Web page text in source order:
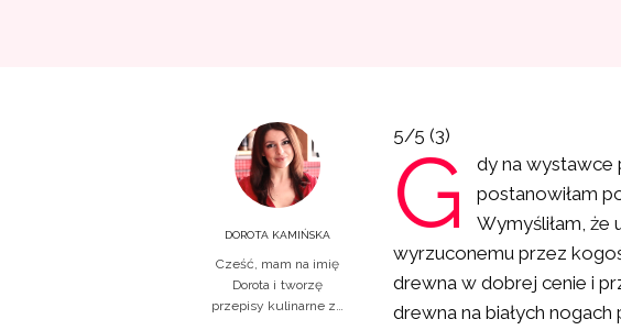
DOROTA KAMIŃSKA
Cześć, mam na imię
Dorota i tworzę
przepisy kulinarne z…
5/5 (3)
G
dy na wystawce
postanowiłam
Wymyśliłam, że
wyrzuconemu przez
drewna w dobrej cenie i
drewna na białych